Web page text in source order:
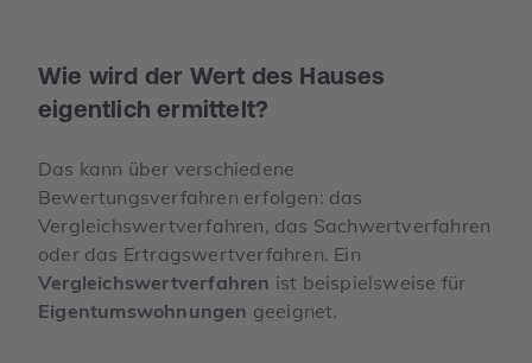
Wie wird der Wert des Hauses
eigentlich ermittelt?
Das kann über verschiedene
Bewertungsverfahren erfolgen: das
Vergleichswertverfahren, das Sachwertverfahren
oder das Ertragswertverfahren. Ein
Vergleichswertverfahren ist beispielsweise für
Eigentumswohnungen geeignet.